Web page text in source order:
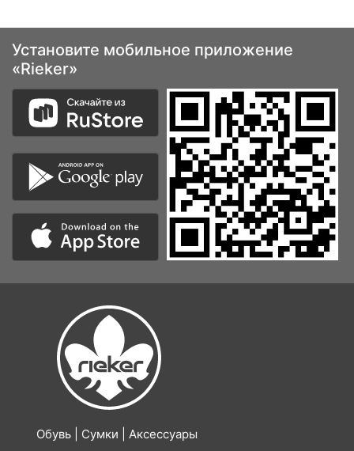
Установите мобильное приложение
«Rieker»
Обувь | Сумки | Аксессуары